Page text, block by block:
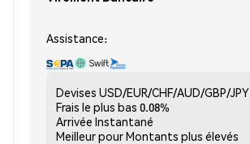
Assistance:
Devises USD/EUR/CHF/AUD/GBP/JPY
Frais le plus bas 0.08%
Arrivée Instantané
Meilleur pourMontants plus élevés